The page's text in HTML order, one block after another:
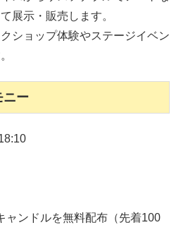
展示・販売します。
ショップ体験やステージイベン
ニー
ャンドルを無料配布（先着100